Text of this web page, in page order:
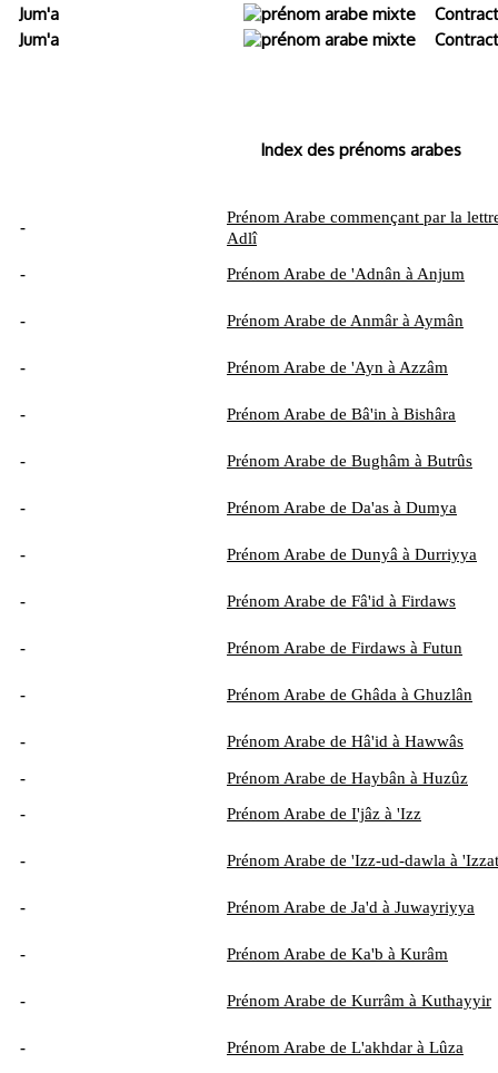
Jum'a
Jum'a
Index des prénoms arabes
-
Prénom Arabe commençant par la
Adlî
-
Prénom Arabe de 'Adnân à Anjum
- Prénom Arabe de Anmâr à Aymân
- Prénom Arabe de 'Ayn à Azzâm
- Prénom Arabe de Bâ'in à Bishâra
- Prénom Arabe de Bughâm à Butrûs
- Prénom Arabe de Da'as à Dumya
- Prénom Arabe de Dunyâ à Durriyya
- Prénom Arabe de Fâ'id à Firdaws
- Prénom Arabe de Firdaws à Futun
- Prénom Arabe de Ghâda à Ghuzlân
- Prénom Arabe de Hâ'id à Hawwâs
-
Prénom Arabe de Haybân à Huzûz
-
Prénom Arabe de I'jâz à 'Izz
- Prénom Arabe de 'Izz-ud-dawla à 'Izzat
- Prénom Arabe de Ja'd à Juwayriyya
- Prénom Arabe de Ka'b à Kurâm
- Prénom Arabe de Kurrâm à Kuthayyir
- Prénom Arabe de L'akhdar à Lûza